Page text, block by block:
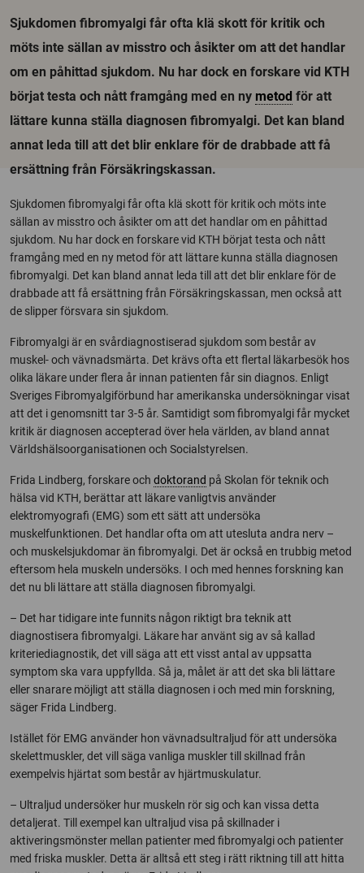
Sjukdomen fibromyalgi får ofta klä skott för kritik och
möts inte sällan av misstro och åsikter om att det handlar
om en påhittad sjukdom. Nu har dock en forskare vid KTH
börjat testa och nått framgång med en ny metod för att
lättare kunna ställa diagnosen fibromyalgi. Det kan bland
annat leda till att det blir enklare för de drabbade att få
ersättning från Försäkringskassan.
Sjukdomen fibromyalgi får ofta klä skott för kritik och möts inte
sällan av misstro och åsikter om att det handlar om en påhittad
sjukdom. Nu har dock en forskare vid KTH börjat testa och nått
framgång med en ny metod för att lättare kunna ställa diagnosen
fibromyalgi. Det kan bland annat leda till att det blir enklare för de
drabbade att få ersättning från Försäkringskassan, men också att
de slipper försvara sin sjukdom.
Fibromyalgi är en svårdiagnostiserad sjukdom som består av
muskel- och vävnadsmärta. Det krävs ofta ett flertal läkarbesök hos
olika läkare under flera år innan patienten får sin diagnos. Enligt
Sveriges Fibromyalgiförbund har amerikanska undersökningar visat
att det i genomsnitt tar 3-5 år. Samtidigt som fibromyalgi får mycket
kritik är diagnosen accepterad över hela världen, av bland annat
Världshälsoorganisationen och Socialstyrelsen.
Frida Lindberg, forskare och doktorand på Skolan för teknik och
hälsa vid KTH, berättar att läkare vanligtvis använder
elektromyografi (EMG) som ett sätt att undersöka
muskelfunktionen. Det handlar ofta om att utesluta andra nerv –
och muskelsjukdomar än fibromyalgi. Det är också en trubbig metod
eftersom hela muskeln undersöks. I och med hennes forskning kan
det nu bli lättare att ställa diagnosen fibromyalgi.
– Det har tidigare inte funnits någon riktigt bra teknik att
diagnostisera fibromyalgi. Läkare har använt sig av så kallad
kriteriediagnostik, det vill säga att ett visst antal av uppsatta
symptom ska vara uppfyllda. Så ja, målet är att det ska bli lättare
eller snarare möjligt att ställa diagnosen i och med min forskning,
säger Frida Lindberg.
Istället för EMG använder hon vävnadsultraljud för att undersöka
skelettmuskler, det vill säga vanliga muskler till skillnad från
exempelvis hjärtat som består av hjärtmuskulatur.
– Ultraljud undersöker hur muskeln rör sig och kan vissa detta
detaljerat. Till exempel kan ultraljud visa på skillnader i
aktiveringsmönster mellan patienter med fibromyalgi och patienter
med friska muskler. Detta är alltså ett steg i rätt riktning till att hitta